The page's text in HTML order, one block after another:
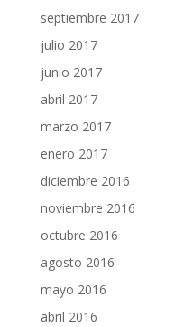
septiembre 2017
julio 2017
junio 2017
abril 2017
marzo 2017
enero 2017
diciembre 2016
noviembre 2016
octubre 2016
agosto 2016
mayo 2016
abril 2016